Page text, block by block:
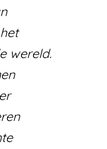
wereld.